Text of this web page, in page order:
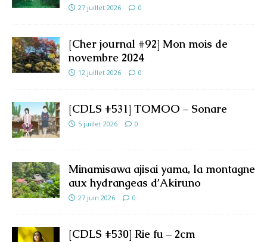
27 juillet 2026 0
[Cher journal #92] Mon mois de
novembre 2024
12 juillet 2026 0
[CDLS #531] TOMOO – Sonare
5 juillet 2026 0
Minamisawa ajisai yama, la montagne
aux hydrangeas d’Akiruno
27 juin 2026 0
[CDLS #530] Rie fu – 2cm